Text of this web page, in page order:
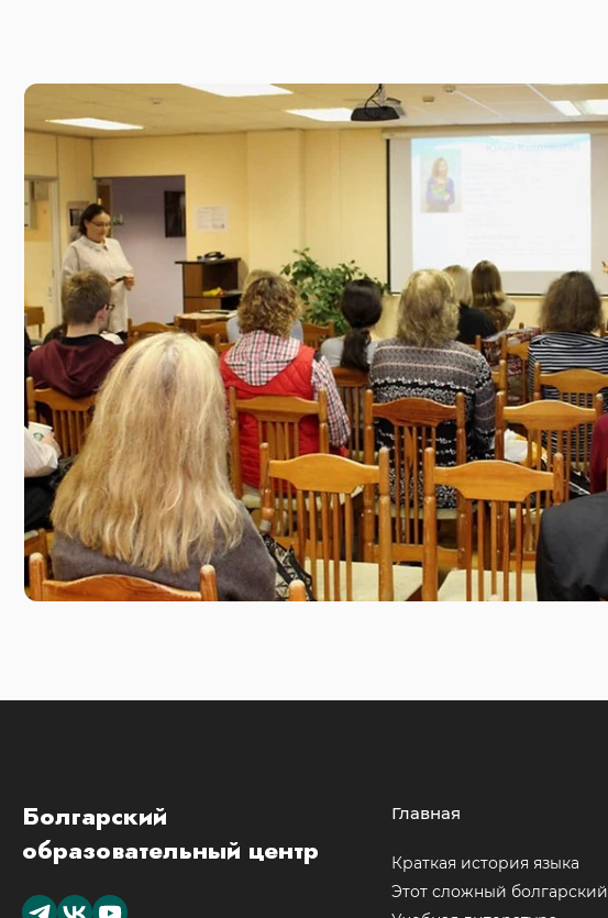
Болгарский
образовательный центр
Главная
Краткая история языка
Этот сложный болгарский